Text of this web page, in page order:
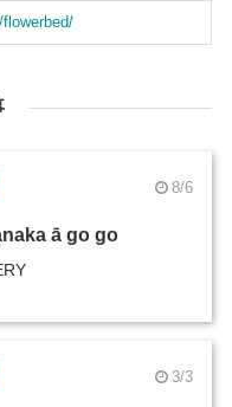
8/6
ā go go
3/3